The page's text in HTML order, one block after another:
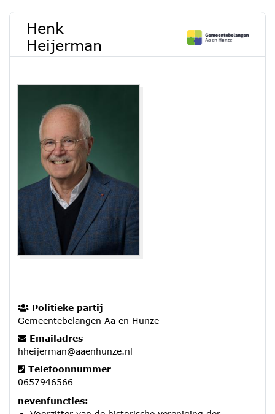
Henk
Heijerman
Politieke partij
Gemeentebelangen Aa en Hunze
Emailadres
hheijerman@aaenhunze.nl
Telefoonnummer
0657946566
nevenfuncties: